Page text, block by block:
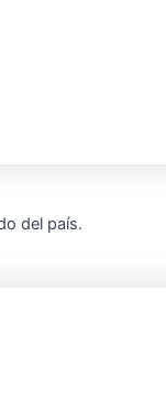
del país.